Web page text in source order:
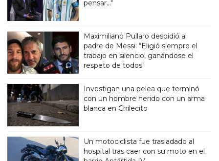
pensar..."
Maximiliano Pullaro despidió al
padre de Messi: “Eligió siempre el
trabajo en silencio, ganándose el
respeto de todos"
Investigan una pelea que terminó
con un hombre herido con un arma
blanca en Chilecito
Un motociclista fue trasladado al
hospital tras caer con su moto en el